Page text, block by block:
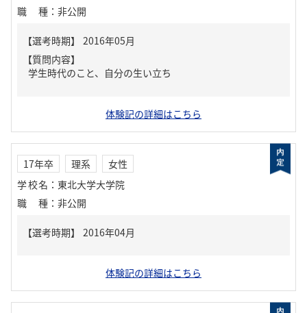
職種 ： 非公開
【質問内容】
学生時代のこと、自分の生い立ち
体験記の詳細はこちら
17年卒 理系
女性
学校名 ： 東北大学大学院
職種 ： 非公開
体験記の詳細はこちら